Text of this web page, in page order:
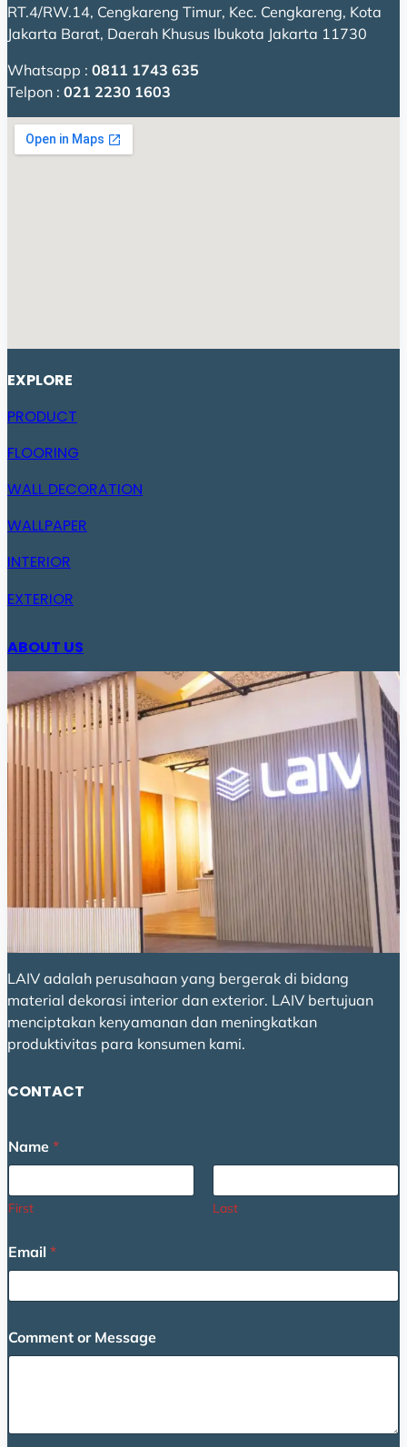
RT.4/RW.14, Cengkareng Timur, Kec. Cengkareng, Kota
Jakarta Barat, Daerah Khusus Ibukota Jakarta 11730
Whatsapp : 0811 1743 635
Telpon : 021 2230 1603
EXPLORE
PRODUCT
FLOORING
WALL DECORATION
WALLPAPER
INTERIOR
EXTERIOR
ABOUT US
LAIV adalah perusahaan yang bergerak di bidang
material dekorasi interior dan exterior. LAIV bertujuan
menciptakan kenyamanan dan meningkatkan
produktivitas para konsumen kami.
CONTACT
Name *
First Last
o
m
e
t
o
s
Email *
Comment or Message